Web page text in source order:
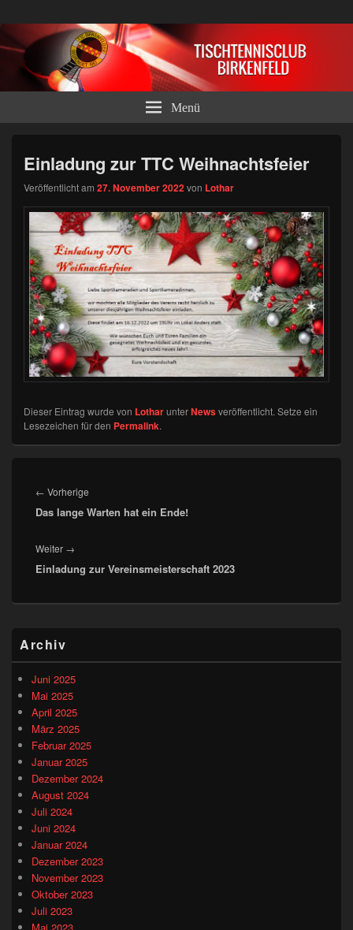
Tischtennisclub Birkenfeld e.V.
Menü
Einladung zur TTC Weihnachtsfeier
Veröffentlicht am 27. November 2022von Lothar
Dieser Eintrag wurde von LotharunterNewsveröffentlicht. Setze ein
Lesezeichen für den Permalink.
← Vorherige
Beitrag:
Das lange Warten hat ein Ende!
Weiter →
Beitrag:
Einladung zur Vereinsmeisterschaft 2023
Seitenleisten-
Widgetbereich
Archiv
Juni 2025
Mai 2025
April 2025
März 2025
Februar 2025
Januar 2025
Dezember 2024
August 2024
Juli 2024
Juni 2024
Januar 2024
Dezember 2023
November 2023
Oktober 2023
Juli 2023